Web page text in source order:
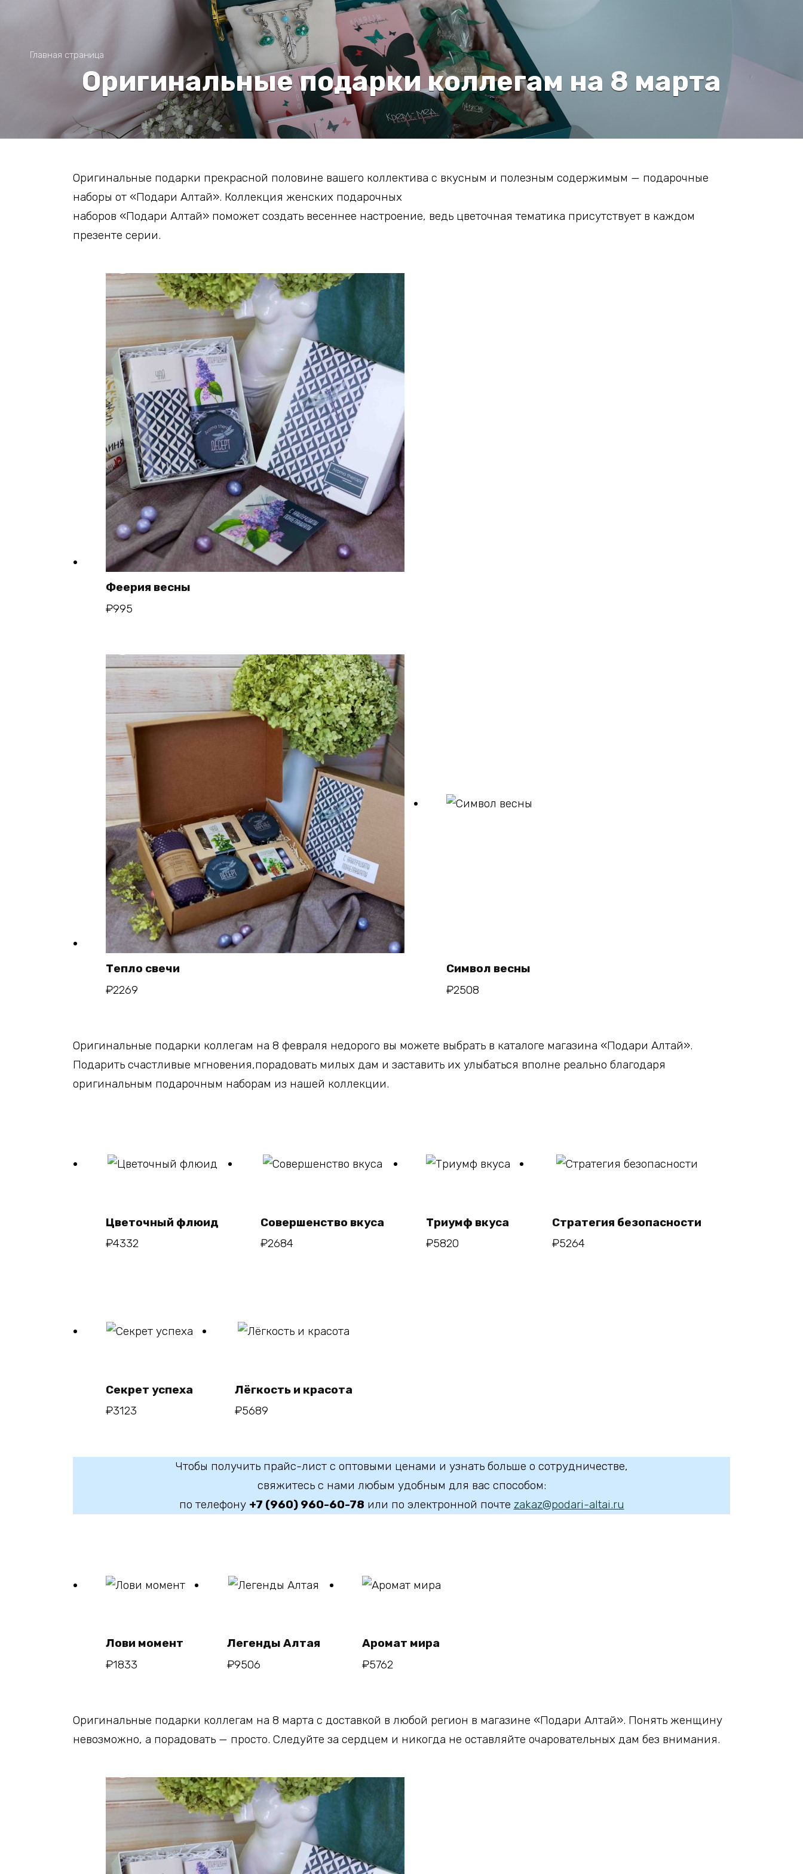
Главная страница
Оригинальные подарки коллегам на 8 марта
Оригинальные подарки прекрасной половине вашего коллектива с вкусным и полезным содержимым — подарочные
наборы от «Подари Алтай». Коллекция женских подарочных
наборов «Подари Алтай» поможет создать весеннее настроение, ведь цветочная тематика присутствует в каждом
презенте серии.
Феерия весны
₽995
Тепло свечи
₽2269
Символ весны
₽2508
Оригинальные подарки коллегам на 8 февраля недорого вы можете выбрать в каталоге магазина «Подари Алтай».
Подарить счастливые мгновения,порадовать милых дам и заставить их улыбаться вполне реально благодаря
оригинальным подарочным наборам из нашей коллекции.
Цветочный флюид
₽4332
Совершенство вкуса
₽2684
Триумф вкуса
₽5820
Стратегия безопасности
₽5264
Секрет успеха
₽3123
Лёгкость и красота
₽5689
Чтобы получить прайс-лист с оптовыми ценами и узнать больше о сотрудничестве,
свяжитесь с нами любым удобным для вас способом:
по телефону +7 (960) 960-60-78 или по электронной почте zakaz@podari-altai.ru
Лови момент
₽1833
Легенды Алтая
₽9506
Аромат мира
₽5762
Оригинальные подарки коллегам на 8 марта с доставкой в любой регион в магазине «Подари Алтай». Понять женщину
невозможно, а порадовать — просто. Следуйте за сердцем и никогда не оставляйте очаровательных дам без внимания.